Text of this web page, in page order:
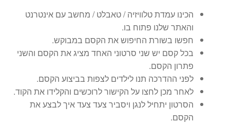
הכינו עמדת טלוויזיה / טאבלט / מחשב עם אינטרנט
והאתר שלנו פתוח בו.
חפשו בשורת החיפוש את הקסם במבוקש.
בכל קסם יש שני סרטוני האחד מציג את הקסם והשני
פתרון הקסם.
לפני ההדרכה תנו לילדים לצפות בביצוע הקסם.
לאחר מכן לחצו על הקישור לרוכשים והקלידו את הקוד.
הסרטון יתחיל לנגן ויסביר צעד צעד איך לבצע את
הקסם.